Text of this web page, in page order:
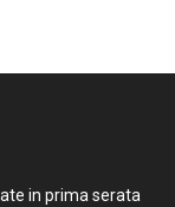
in prima serata